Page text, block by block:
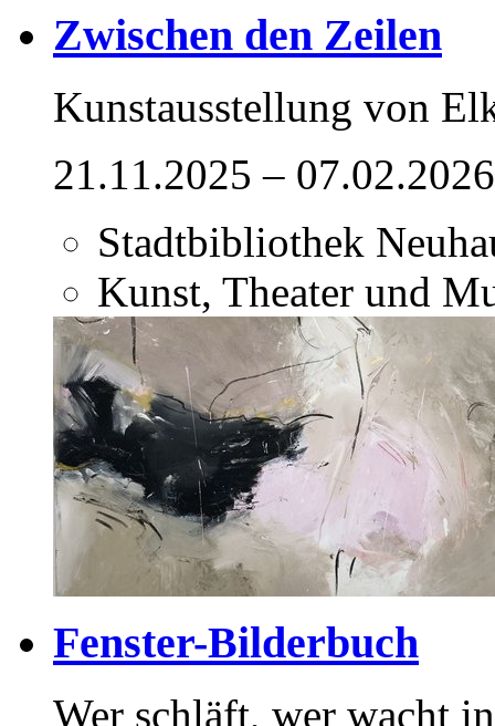
Zwischen den Zeilen
Kunstausstellung von
21.11.2025 – 07.02.2026
Stadtbibliothek
Kunst, Theater und
Fenster-Bilderbuch
Wer schläft, wer wacht